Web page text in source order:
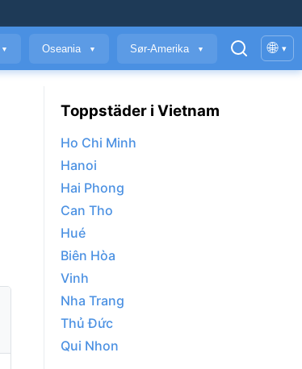
▼ Oseania ▼ Sør-Amerika ▼ 🌐 ▾
Toppstäder i Vietnam
Ho Chi Minh
Hanoi
Hai Phong
Can Tho
Hué
Biên Hòa
Vinh
Nha Trang
Thủ Đức
Qui Nhon